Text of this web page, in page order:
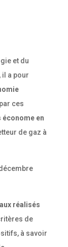
et du
il a pour
ces
économe en
de gaz à
réalisés
de
à savoir